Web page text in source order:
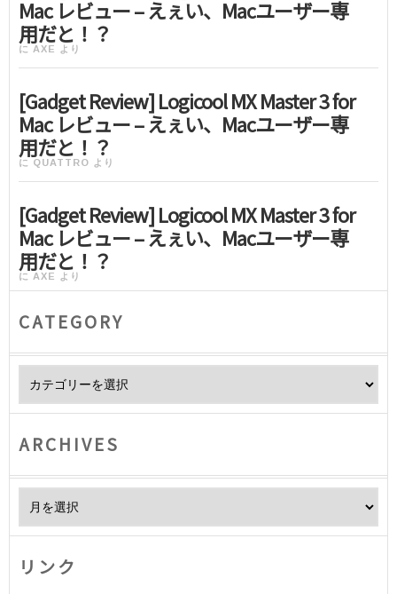
Mac レビュー – えぇい、Macユーザー専
用だと！？
に AXE より
[Gadget Review] Logicool MX Master 3 for
Mac レビュー – えぇい、Macユーザー専
用だと！？
に QUATTRO より
[Gadget Review] Logicool MX Master 3 for
Mac レビュー – えぇい、Macユーザー専
用だと！？
に AXE より
CATEGORY
ARCHIVES
リンク